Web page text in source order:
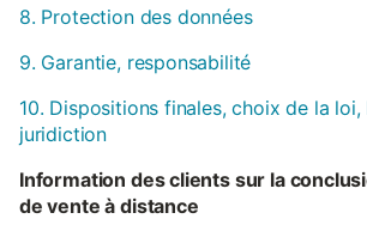
8. Protection des données
9. Garantie, responsabilité
10. Dispositions finales, choix de la loi,
juridiction
Information des clients sur la
de vente à distance